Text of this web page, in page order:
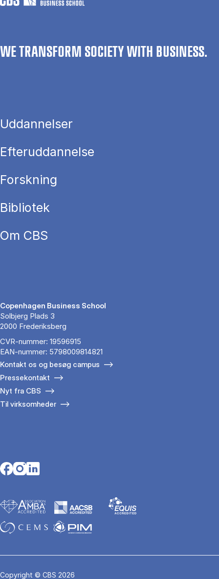
WE TRANSFORM SOCIETY WITH BUSINESS.
Uddannelser
Efteruddannelse
Forskning
Bibliotek
Om CBS
Copenhagen Business School
Solbjerg Plads 3
2000 Frederiksberg
CVR-nummer: 19596915
EAN-nummer: 5798009814821
Kontakt os og besøg campus
Pressekontakt
Nyt fra CBS
Til virksomheder
Opens in a new tab
Opens in a new tab
Opens in a new tab
Copyright © CBS 2026